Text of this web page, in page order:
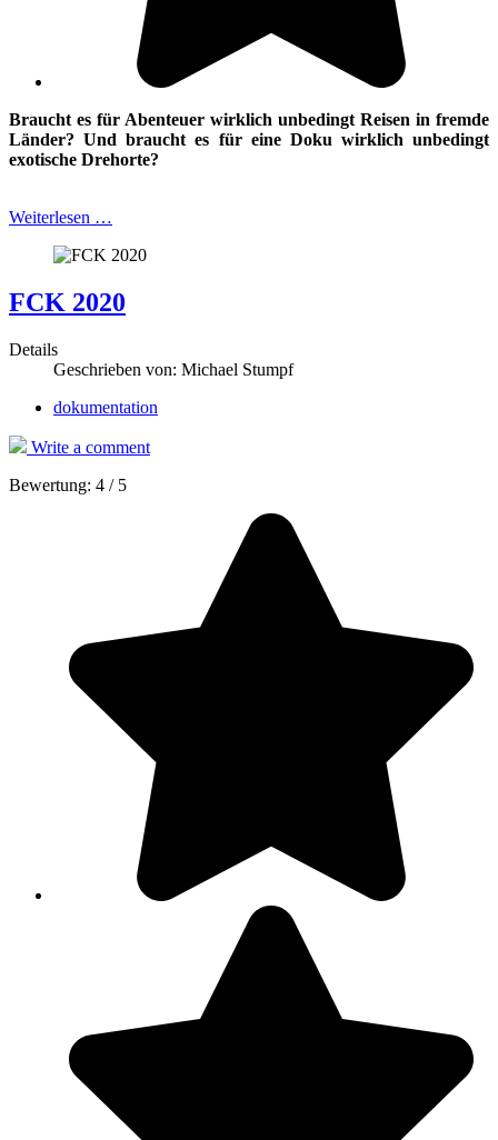
Braucht es für Abenteuer wirklich unbedingt Reisen in fremde
Länder?Und braucht es für eine Doku wirklich unbedingt
exotische Drehorte?
Weiterlesen …
FCK 2020
Details
Geschrieben von: Michael Stumpf
dokumentation
Write a comment
Bewertung: 4 / 5